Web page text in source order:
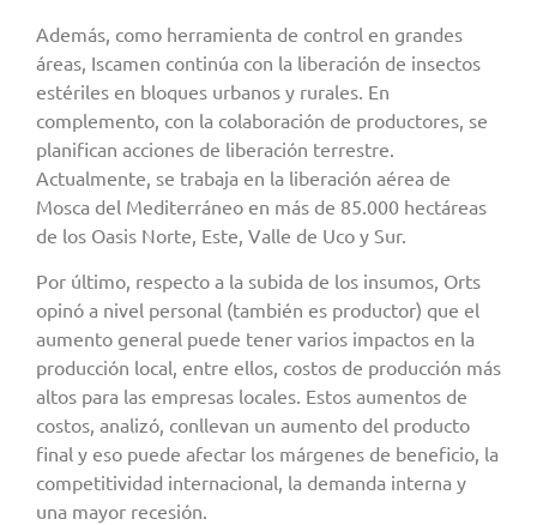
Además, como herramienta de control en grandes
áreas, Iscamen continúa con la liberación de insectos
estériles en bloques urbanos y rurales. En
complemento, con la colaboración de productores, se
planifican acciones de liberación terrestre.
Actualmente, se trabaja en la liberación aérea de
Mosca del Mediterráneo en más de 85.000 hectáreas
de los Oasis Norte, Este, Valle de Uco y Sur.
Por último, respecto a la subida de los insumos, Orts
opinó a nivel personal (también es productor) que el
aumento general puede tener varios impactos en la
producción local, entre ellos, costos de producción más
altos para las empresas locales. Estos aumentos de
costos, analizó, conllevan un aumento del producto
final y eso puede afectar los márgenes de beneficio, la
competitividad internacional, la demanda interna y
una mayor recesión.